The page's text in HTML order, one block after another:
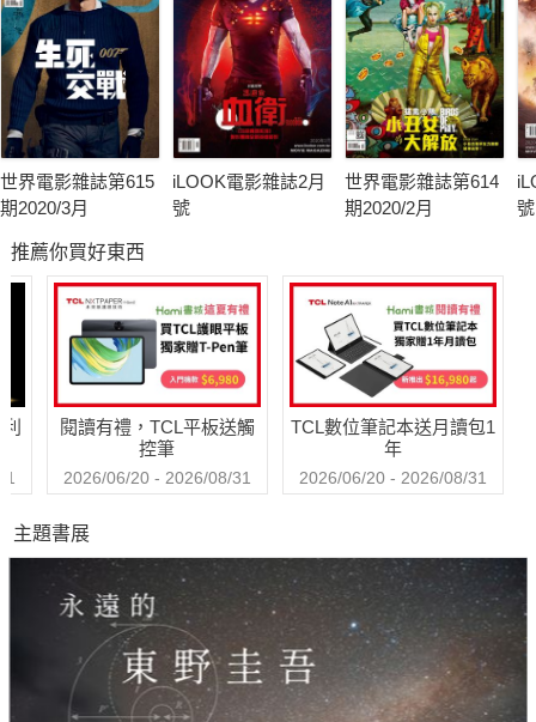
世界電影雜誌第615
期2020/3月
iLOOK電影雜誌2月
號
世界電影雜誌第614
期2020/2月
號
推薦你買好東西
閱讀有禮，TCL平板送觸
控筆
2026/06/20 - 2026/08/31
TCL數位筆記本送月讀包1
年
2026/06/20 - 2026/08/31
主題書展